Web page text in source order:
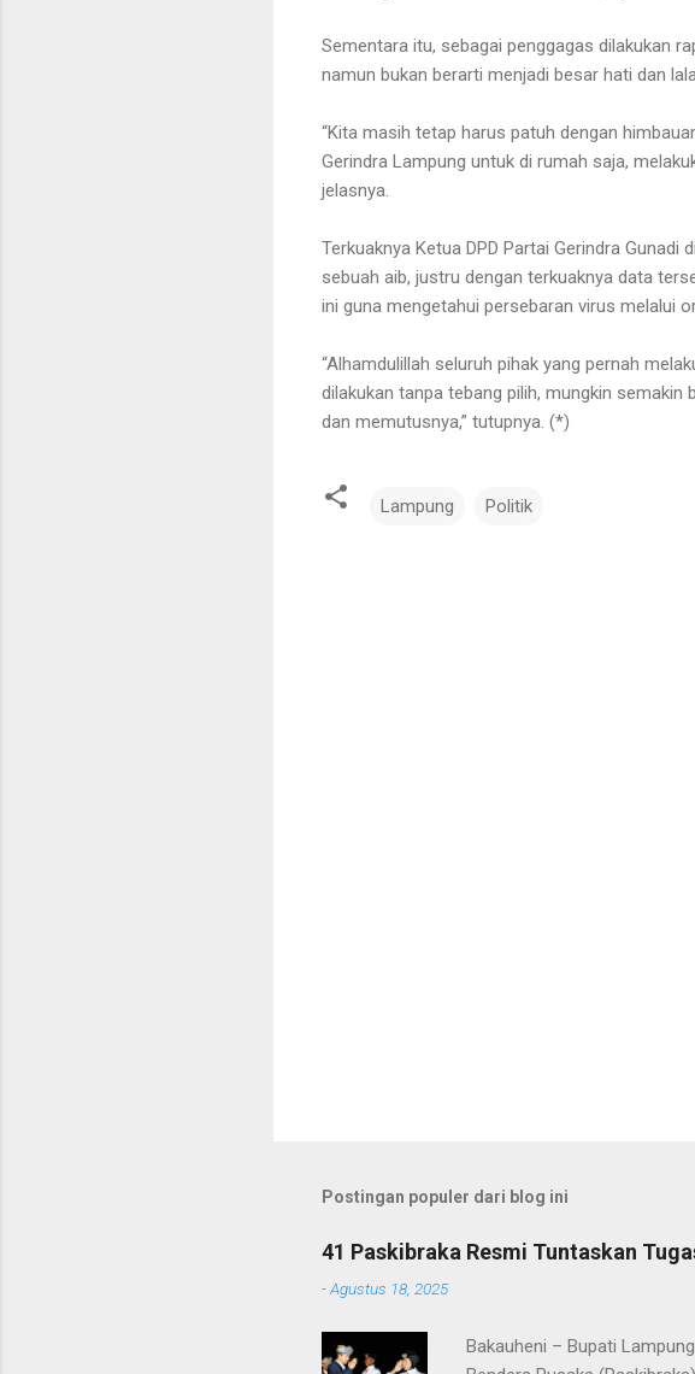
Sementara itu, sebagai penggagas dilakukan
namun bukan berarti menjadi besar hati dan
“Kita masih tetap harus patuh dengan
Gerindra Lampung untuk di rumah saja,
jelasnya.
Terkuaknya Ketua DPD Partai Gerindra
sebuah aib, justru dengan terkuaknya data
ini guna mengetahui persebaran virus melalui
“Alhamdulillah seluruh pihak yang pernah
dilakukan tanpa tebang pilih, mungkin
dan memutusnya,” tutupnya. (*)
Lampung Politik
Postingan populer dari blog ini
41 Paskibraka Resmi Tuntaskan
-Agustus 18, 2025
Bakauheni – Bupati